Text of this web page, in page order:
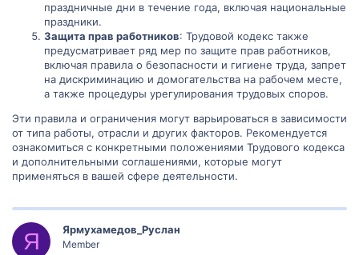
праздничные дни в течение года, включая национальные
праздники.
Защита прав работников: Трудовой кодекс также
предусматривает ряд мер по защите прав работников,
включая правила о безопасности и гигиене труда, запрет
на дискриминацию и домогательства на рабочем месте,
а также процедуры урегулирования трудовых споров.
Эти правила и ограничения могут варьироваться в зависимости
от типа работы, отрасли и других факторов. Рекомендуется
ознакомиться с конкретными положениями Трудового кодекса
и дополнительными соглашениями, которые могут
применяться в вашей сфере деятельности.
Я Ярмухамедов_Руслан
Member